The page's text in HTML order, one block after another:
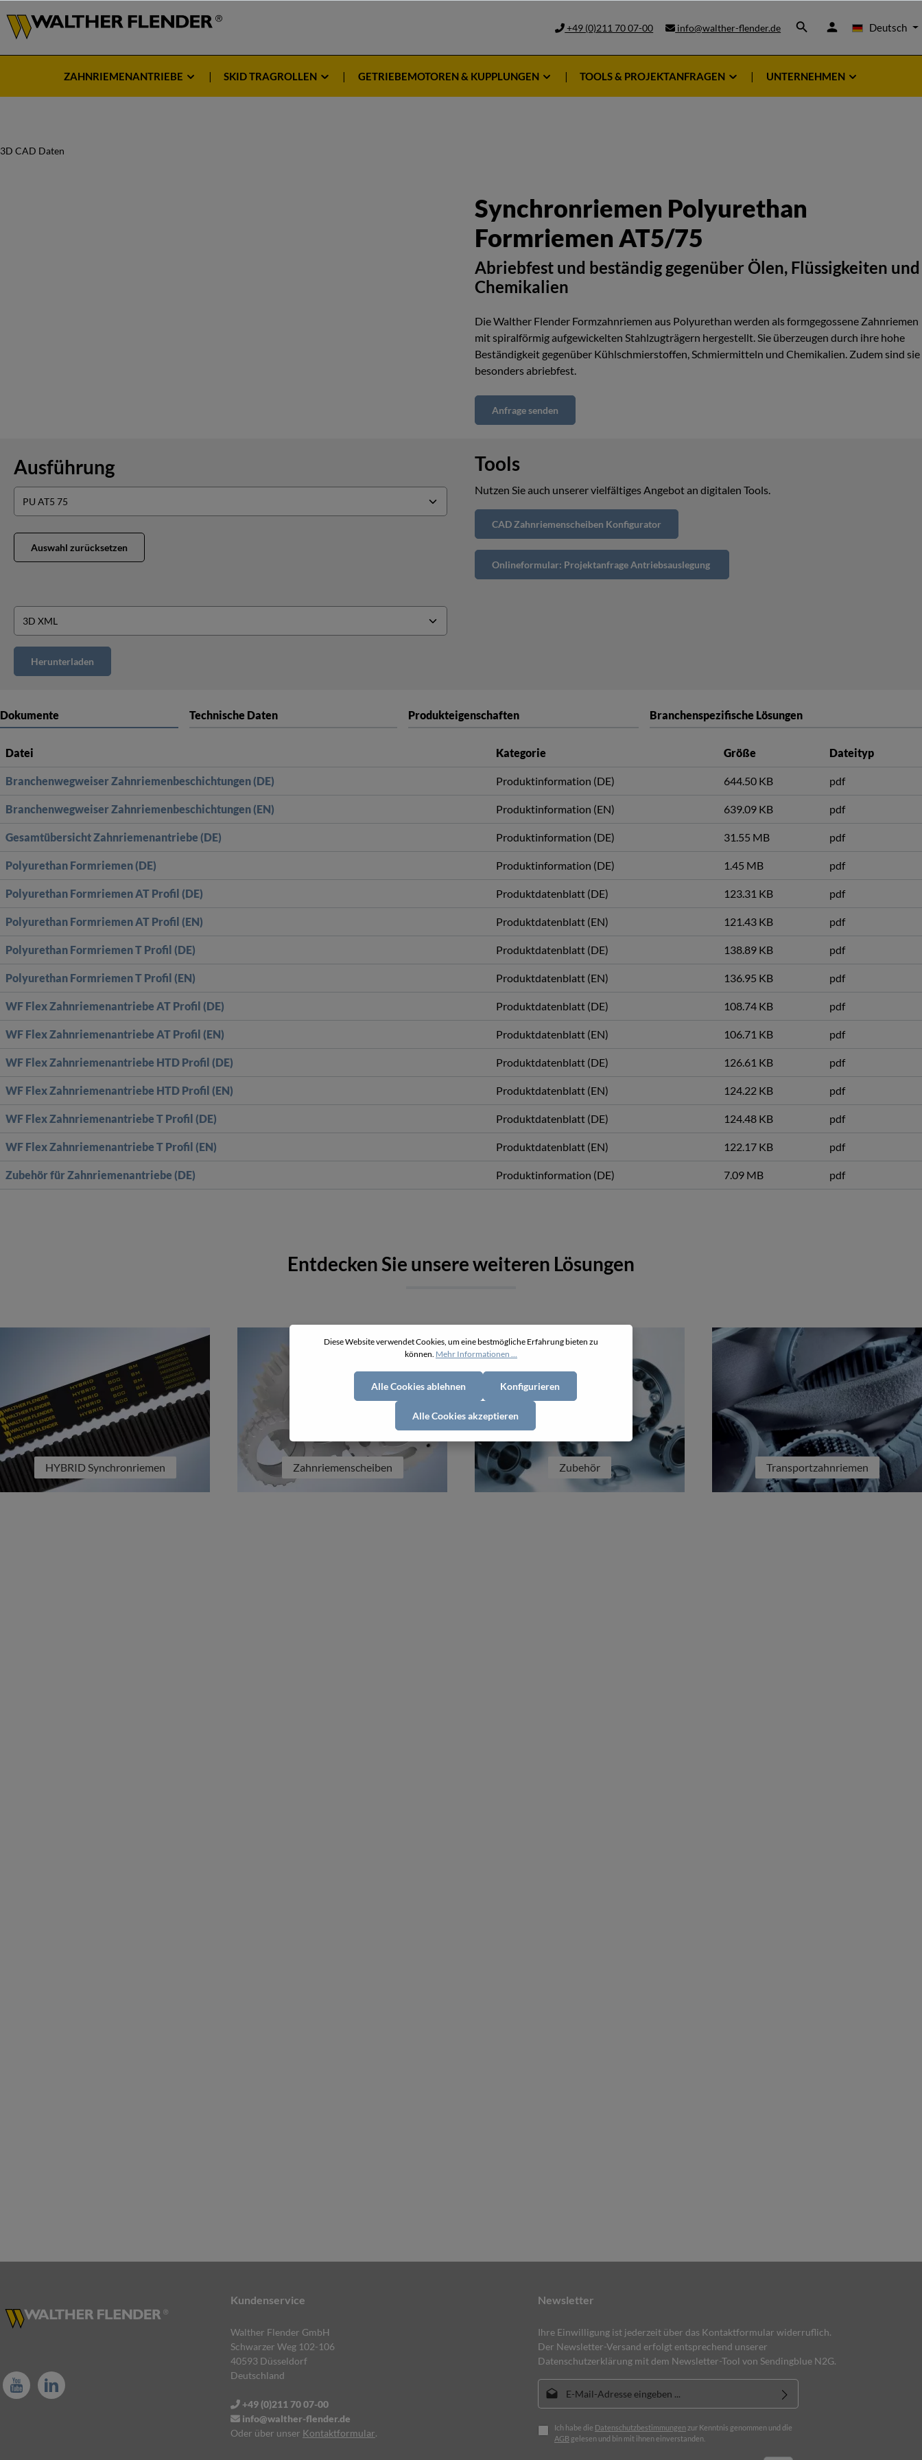
Deutsch
+49 (0)211 70 07-00 info@walther-flender.de
ZAHNRIEMENANTRIEBE SKID TRAGROLLEN GETRIEBEMOTOREN & KUPPLUNGEN TOOLS & PROJEKTANFRAGEN UNTERNEHMEN
3D CAD Daten
Synchronriemen Polyurethan
Formriemen AT5/75
Abriebfest und beständig gegenüber Ölen, Flüssigkeiten und
Chemikalien
Die Walther Flender Formzahnriemen aus Polyurethan werden als formgegossene Zahnriemen
mit spiralförmig aufgewickelten Stahlzugträgern hergestellt. Sie überzeugen durch ihre hohe
Beständigkeit gegenüber Kühlschmierstoffen, Schmiermitteln und Chemikalien. Zudem sind sie
besonders abriebfest.
Anfrage senden
Ausführung
Auswahl zurücksetzen
Tools
Nutzen Sie auch unserer vielfältiges Angebot an digitalen Tools.
CAD Zahnriemenscheiben Konfigurator
Onlineformular: Projektanfrage Antriebsauslegung
Dokumente Technische Daten Produkteigenschaften Branchenspezifische Lösungen
Datei Kategorie Größe Dateityp
Branchenwegweiser Zahnriemenbeschichtungen (DE) Produktinformation (DE) 644.50 KB pdf
Branchenwegweiser Zahnriemenbeschichtungen (EN) Produktinformation (EN) 639.09 KB pdf
Gesamtübersicht Zahnriemenantriebe (DE) Produktinformation (DE) 31.55 MB pdf
Polyurethan Formriemen (DE) Produktinformation (DE) 1.45 MB pdf
Polyurethan Formriemen AT Profil (DE) Produktdatenblatt (DE) 123.31 KB pdf
Polyurethan Formriemen AT Profil (EN) Produktdatenblatt (EN) 121.43 KB pdf
Polyurethan Formriemen T Profil (DE) Produktdatenblatt (DE) 138.89 KB pdf
Polyurethan Formriemen T Profil (EN) Produktdatenblatt (EN) 136.95 KB pdf
WF Flex Zahnriemenantriebe AT Profil (DE) Produktdatenblatt (DE) 108.74 KB pdf
WF Flex Zahnriemenantriebe AT Profil (EN) Produktdatenblatt (EN) 106.71 KB pdf
WF Flex Zahnriemenantriebe HTD Profil (DE) Produktdatenblatt (DE) 126.61 KB pdf
WF Flex Zahnriemenantriebe HTD Profil (EN) Produktdatenblatt (EN) 124.22 KB pdf
WF Flex Zahnriemenantriebe T Profil (DE) Produktdatenblatt (DE) 124.48 KB pdf
WF Flex Zahnriemenantriebe T Profil (EN) Produktdatenblatt (EN) 122.17 KB pdf
Zubehör für Zahnriemenantriebe (DE) Produktinformation (DE) 7.09 MB pdf
Entdecken Sie unsere weiteren Lösungen
HYBRID Synchronriemen Zahnriemenscheiben Zubehör Transportzahnriemen
Newsletter
Ihre Einwilligung ist jederzeit über das Kontaktformular widerruflich.
Der Newsletter-Versand erfolgt entsprechend unserer
Datenschutzerklärung mit dem Newsletter-Tool von Sendingblue N2G.
E-Mail-Adresse*
Ich habe die Datenschutzbestimmungen zur Kenntnis genommen und die
AGB gelesen und bin mit ihnen einverstanden.
Kundenservice
Walther Flender GmbH
Schwarzer Weg 102-106
40593 Düsseldorf
Deutschland
+49 (0)211 70 07-00
info@walther-flender.de
Oder über unser Kontaktformular.
Diese Website verwendet Cookies, um eine bestmögliche Erfahrung bieten zu
können. Mehr Informationen ...
Alle Cookies ablehnen Konfigurieren
Alle Cookies akzeptieren